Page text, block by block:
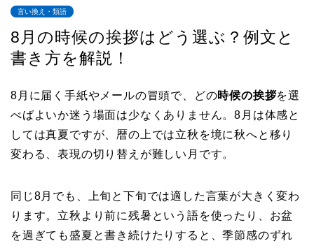
言い換え・類語
8月の時候の挨拶はどう選ぶ？例文と
書き方を解説！
8月に届く手紙やメールの冒頭で、どの時候の挨拶を選
べばよいか迷う場面は少なくありません。8月は体感と
しては真夏ですが、暦の上では立秋を境に秋へと移り
変わる、表現の切り替えが難しい月です。
同じ8月でも、上旬と下旬では適した言葉が大きく変わ
ります。立秋より前に残暑という語を使ったり、お盆
を過ぎても盛夏と書き続けたりすると、季節感のずれ